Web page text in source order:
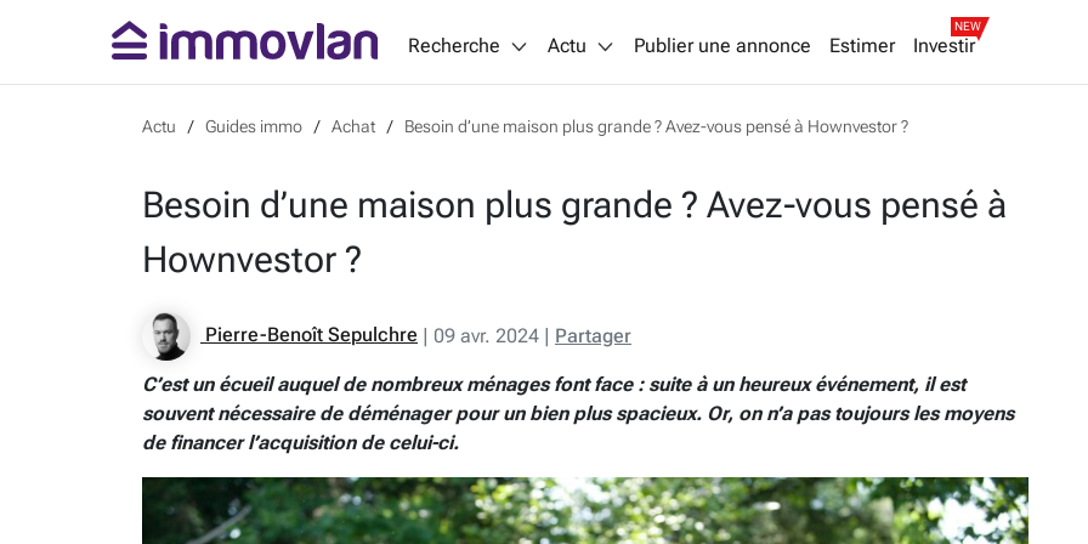
Recherche Actu Publier une annonce Estimer Investir
NEW
Actu Guides immo Achat Besoin d’une maison plus grande ? Avez-vous pensé à Hownvestor ?
Besoin d’une maison plus grande ? Avez-vous pensé à
Hownvestor ?
Pierre-Benoît Sepulchre | 09 avr. 2024 | Partager
C’est un écueil auquel de nombreux ménages font face : suite à un heureux événement, il est
souvent nécessaire de déménager pour un bien plus spacieux. Or, on n’a pas toujours les moyens
de financer l’acquisition de celui-ci.